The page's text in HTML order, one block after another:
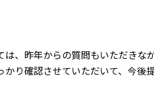
、昨年からの質問もいただきな
り確認させていただいて、今後